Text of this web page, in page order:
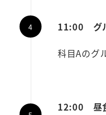
11:00 グ
科目Aのグ
12:00 昼